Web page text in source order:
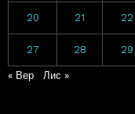
20 21 22
27 28 29
« Вер Лис »